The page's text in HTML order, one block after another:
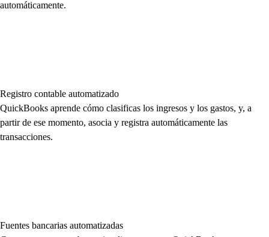
automáticamente.
Registro contable automatizado
QuickBooks aprende cómo clasificas los ingresos y los gastos, y, a
partir de ese momento, asocia y registra automáticamente las
transacciones.
Fuentes bancarias automatizadas